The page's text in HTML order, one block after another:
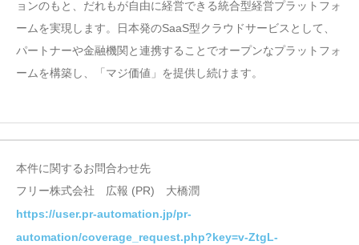
ョンのもと、だれもが自由に経営できる統合型経営プラットフォ
ームを実現します。日本発のSaaS型クラウドサービスとして、
パートナーや金融機関と連携することでオープンなプラットフォ
ームを構築し、「マジ価値」を提供し続けます。
本件に関するお問合わせ先
フリー株式会社 広報 (PR) 大橋潤
https://user.pr-automation.jp/pr-
automation/coverage_request.php?key=v-ZtgL-